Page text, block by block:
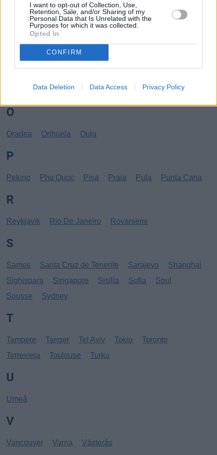
I want to opt-out of Collection, Use,
Retention, Sale, and/or Sharing of my
Personal Data that Is Unrelated with the
Purposes for which it was collected.
Opted In
CONFIRM
Data Deletion Data Access Privacy Policy
Mangalia Marseille
Mexico City
Miami
N
New York Norrköping
O
Oradea Orihuela Oulu
P
Peking Phu Quoc Pisa Praia Pula Punta Cana
R
Reykjavik Rio De Janeiro Rovaniemi
S
Samos Santa Cruz de Tenerife Sarajevo
Shanghai
Sighisoara
Singapore Sisilia Sofia
Soul
Sousse
Sydney
T
Tampere Tanger Tel Aviv Tokio
Toronto
Torrevieja
Toulouse Turku
U
Umeå
V
Vancouver Varna Västerås